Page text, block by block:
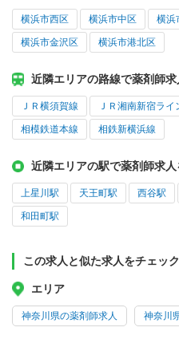
横浜市西区 横浜市中区 横浜
横浜市金沢区 横浜市港北区
近隣エリアの路線で薬剤師
ＪＲ横須賀線 ＪＲ湘南新宿ラ
相模鉄道本線 相鉄新横浜線
近隣エリアの駅で薬剤師求
上星川駅 天王町駅 西谷駅
和田町駅
この求人と似た求人をチェック
エリア
神奈川県の薬剤師求人 神奈川